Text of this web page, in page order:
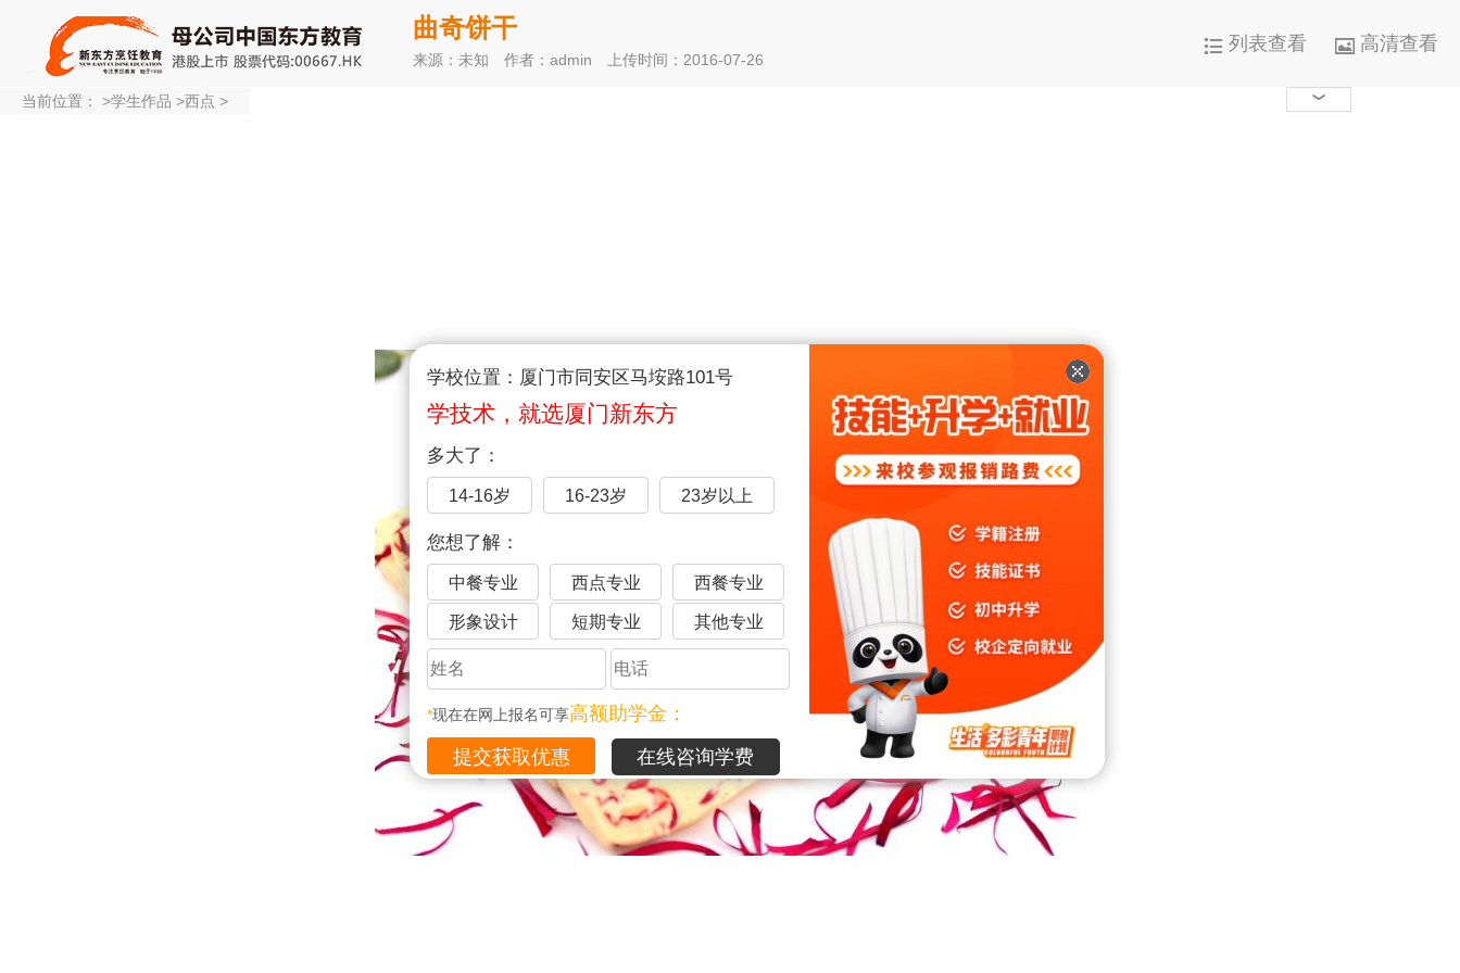
学校位置：厦门市同安区马垵路101号
学技术，就选厦门新东方
多大了：
14-16岁 16-23岁 23岁以上
您想了解：
中餐专业 西点专业 西餐专业
形象设计 短期专业 其他专业
*现在在网上报名可享高额助学金：
在线咨询学费
曲奇饼干
来源：未知 作者：admin 上传时间：2016-07-26
 列表查看  高清查看
当前位置： >学生作品 >西点 > 
